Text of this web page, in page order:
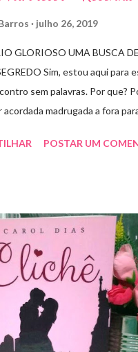
julho 26, 2019
GLORIOSO UMA BUSCA
Sim, estou aqui para
sem palavras. Por que?
acordada madrugada a fora
Saga Trono de Vidro que
com tudo que
descobriram sobre o Pai do
Todos têm uma missão nessa
indefinida. Aelin deixa
com sua corte para casa, para
Com um novo rei no trono,
Rei de Ardalan, e Nesryn Faliq a
POSTAR UM